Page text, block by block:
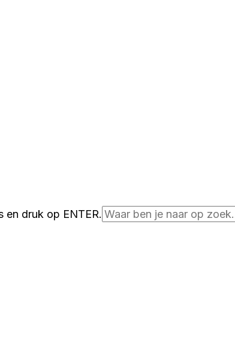
leven
en druk op ENTER.
leven